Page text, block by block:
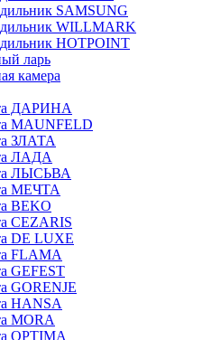
SAMSUNG
WILLMARK
HOTPOINT
ларь
камера
ДАРИНА
MAUNFELD
ЗЛАТА
ЛАДА
ЛЫСЬВА
МЕЧТА
BEKO
CEZARIS
DE LUXE
FLAMA
GEFEST
GORENJE
HANSA
MORA
OPTIMA